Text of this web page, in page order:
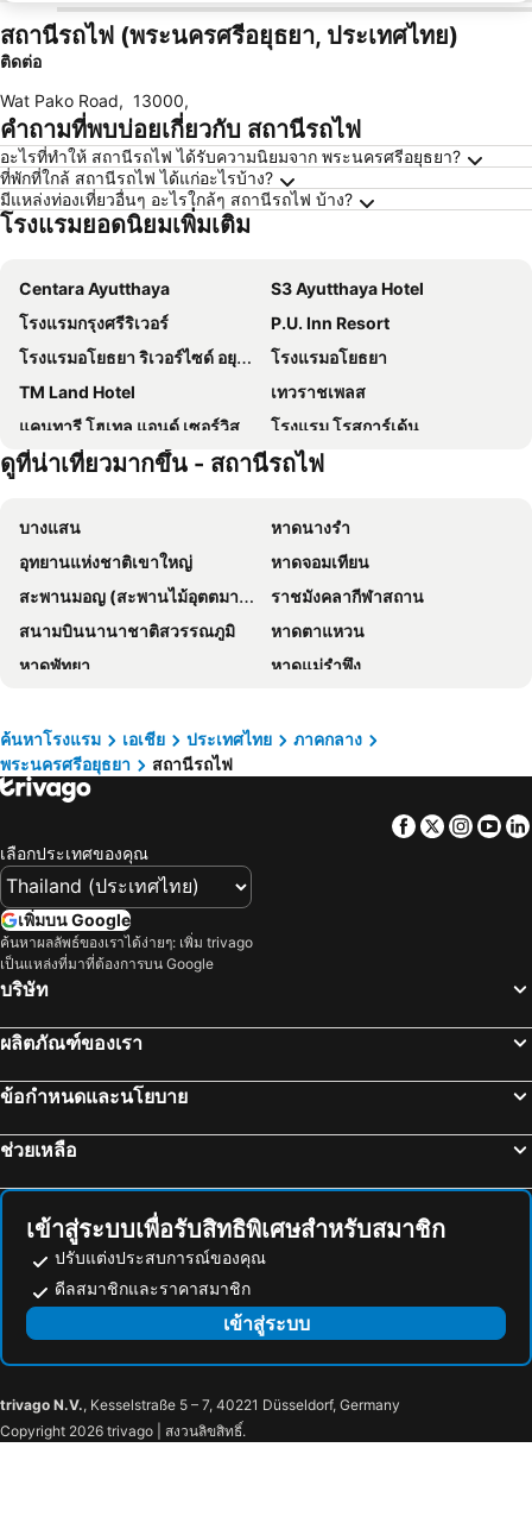
สถานีรถไฟ (พระนครศรีอยุธยา, ประเทศไทย)
ติดต่อ
Wat Pako Road, 13000,
คำถามที่พบบ่อยเกี่ยวกับ สถานีรถไฟ
อะไรที่ทำให้ สถานีรถไฟ ได้รับความนิยมจาก พระนครศรีอยุธยา?
ที่พักที่ใกล้ สถานีรถไฟ ได้แก่อะไรบ้าง?
มีแหล่งท่องเที่ยวอื่นๆ อะไรใกล้ๆ สถานีรถไฟ บ้าง?
โรงแรมยอดนิยมเพิ่มเติม
Centara Ayutthaya
S3 Ayutthaya Hotel
โรงแรมกรุงศรีริเวอร์
P.U. Inn Resort
โรงแรมอโยธยา ริเวอร์ไซด์ อยุธยา
โรงแรมอโยธยา
TM Land Hotel
เทวราชเพลส
แคนทารี โฮเทล แอนด์ เซอร์วิสอพาร์ทเมนท์ อยุธยา
โรงแรม โรสการ์เด้น
Lima Hotel
RUS Hotel&Convention Ayutthaya
Sala Ayutthaya
Aiyara House
Toh Buk Seng Ayutthaya Hotel
Ayothaya Riverside House
Grand Phranakhon Hotel
ขนอมมารอครีสอร์ท & สปา
Baan Pomphet
โรงแรมพร้อมสุขอยุธยา
Seksub Place
Baan Luang Harn
Ayutthaya 356 ที่พักอยุธยา 356
Stockhome Hostel Ayutthaya
อยุธยา การ์เด้น ริเวอร์ โฮม
Your Home AYUTTHAYA ยัวร์โฮม
Hop Inn Ayutthaya
Ban U Thong Accommodations
Ban Heng
The Avail
บางปะอิน เพลซ
Baan Bussara
Green Riverside Homestay
Ayutthaya Grand Hotel
Ruenthai Ayutthaya Resort And Restaurant
ดูที่น่าเที่ยวมากขึ้น - สถานีรถไฟ
บางแสน
หาดนางรำ
อุทยานแห่งชาติเขาใหญ่
หาดจอมเทียน
สะพานมอญ (สะพานไม้อุตตมานุสรณ์)
ราชมังคลากีฬาสถาน
สนามบินนานาชาติสวรรณภูมิ
หาดตาแหวน
หาดพัทยา
หาดแม่รำพึง
สนามบินดอนเมือง
สังขละบุรี
รามคำแหง
อนุสาวรีย์ชัยสมรภูมิ
เยาวราช
สะพานข้ามแม่น้ำแคว
Suphachalasai Stadium
บีทีเอส อโศก
สยามสแควร์
วัดอรุณ
บีทีเอส สยาม
สวนนงนุช
บีทีเอส พร้อมพงษ์
บีทีเอส หมอชิต
ตลาดเซฟวัน
บีทีเอส พญาไท
พระราชวังสวนดุสิต
เขาพระใหญ่
วัดพระศรีสรรเพชญ์
ค้นหาโรงแรม เอเชีย ประเทศไทย
ภาคกลาง
พระนครศรีอยุธยา
สถานีรถไฟ
Facebook
Twitter
เลือกประเทศของคุณ
เพิ่มบน Google
ค้นหาผลลัพธ์ของเราได้ง่ายๆ: เพิ่ม trivago
เป็นแหล่งที่มาที่ต้องการบน Google
บริษัท
ผลิตภัณฑ์ของเรา
ข้อกำหนดและนโยบาย
ช่วยเหลือ
เข้าสู่ระบบเพื่อรับสิทธิพิเศษสำหรับสมาชิก
ปรับแต่งประสบการณ์ของคุณ
ดีลสมาชิกและราคาสมาชิก
เข้าสู่ระบบ
trivago N.V., Kesselstraße 5 – 7, 40221 Düsseldorf, Germany
Copyright 2026 trivago | สงวนลิขสิทธิ์.